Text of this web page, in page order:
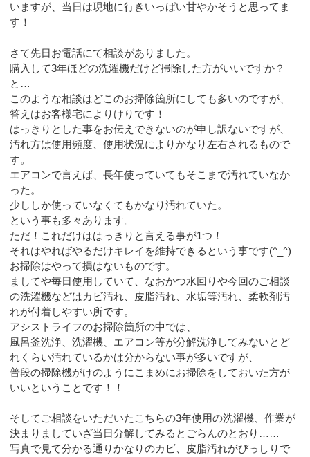
いますが、当日は現地に行きいっぱい甘やかそうと思ってま
す！
さて先日お電話にて相談がありました。
購入して3年ほどの洗濯機だけど掃除した方がいいですか？
と…
このような相談はどこのお掃除箇所にしても多いのですが、
答えはお客様宅によりけりです！
はっきりとした事をお伝えできないのが申し訳ないですが、
汚れ方は使用頻度、使用状況によりかなり左右されるもので
す。
エアコンで言えば、長年使っていてもそこまで汚れていなか
った。
少ししか使っていなくてもかなり汚れていた。
という事も多々あります。
ただ！これだけははっきりと言える事が1つ！
それはやればやるだけキレイを維持できるという事です(^_^)
お掃除はやって損はないものです。
ましてや毎日使用していて、なおかつ水回りや今回のご相談
の洗濯機などはカビ汚れ、皮脂汚れ、水垢等汚れ、柔軟剤汚
れが付着しやすい所です。
アシストライフのお掃除箇所の中では、
風呂釜洗浄、洗濯機、エアコン等が分解洗浄してみないとど
れくらい汚れているかは分からない事が多いですが、
普段の掃除機がけのようにこまめにお掃除をしておいた方が
いいということです！！
そしてご相談をいただいたこちらの3年使用の洗濯機、作業が
決まりましていざ当日分解してみるとごらんのとおり……
写真で見て分かる通りかなりのカビ、皮脂汚れがびっしりで